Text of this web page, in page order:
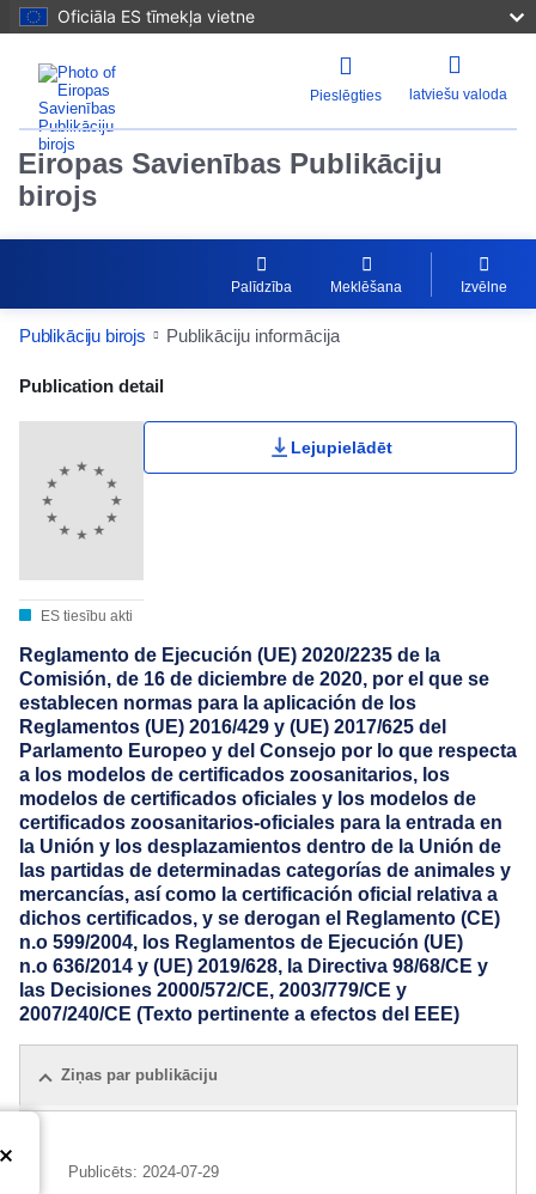
Oficiāla ES tīmekļa vietne
Pieslēgties latviešu valoda
Eiropas Savienības Publikāciju
birojs
Palīdzība Meklēšana Izvēlne
Publikāciju birojs Publikāciju informācija
Publication Detail Actions Portlet
Publication detail
ES tiesību akti
Lejupielādēt
Reglamento de Ejecución (UE) 2020/2235 de la
Comisión, de 16 de diciembre de 2020, por el que se
establecen normas para la aplicación de los
Reglamentos (UE) 2016/429 y (UE) 2017/625 del
Parlamento Europeo y del Consejo por lo que respecta
a los modelos de certificados zoosanitarios, los
modelos de certificados oficiales y los modelos de
certificados zoosanitarios-oficiales para la entrada en
la Unión y los desplazamientos dentro de la Unión de
las partidas de determinadas categorías de animales y
mercancías, así como la certificación oficial relativa a
dichos certificados, y se derogan el Reglamento (CE)
n.o 599/2004, los Reglamentos de Ejecución (UE)
n.o 636/2014 y (UE) 2019/628, la Directiva 98/68/CE y
las Decisiones 2000/572/CE, 2003/779/CE y
2007/240/CE (Texto pertinente a efectos del EEE)
Ziņas par publikāciju
Publicēts: 2024-07-29